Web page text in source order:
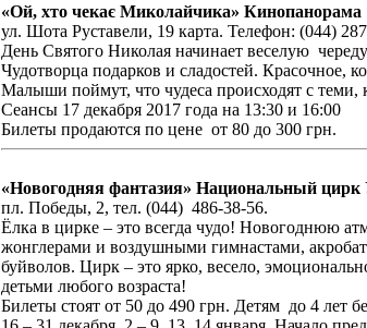
«Ой, хто чекає Миколайчика» Кинопанорама
ул. Шота Руставели, 19 карта. Телефон: (044)
День Святого Николая начинает веселую
Чудотворца подарков и сладостей. Красочное,
Малыши поймут, что чудеса происходят с теми,
Сеансы 17 декабря 2017 года на 13:30 и 16:00
Билеты продаются по цене от 80 до 300 грн.
«Новогодняя фантазия» Национальный
пл. Победы, 2, тел. (044) 486-38-56.
Ёлка в цирке – это всегда чудо! Новогоднюю
жонглерами и воздушными гимнастами,
буйволов. Цирк – это ярко, весело,
детьми любого возраста!
Билеты стоят от 50 до 490 грн. Детям до 4 лет